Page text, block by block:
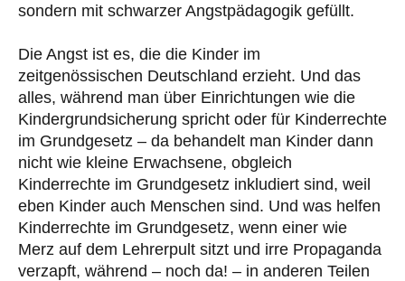
sondern mit schwarzer Angstpädagogik gefüllt.
Die Angst ist es, die die Kinder im
zeitgenössischen Deutschland erzieht. Und das
alles, während man über Einrichtungen wie die
Kindergrundsicherung spricht oder für Kinderrechte
im Grundgesetz – da behandelt man Kinder dann
nicht wie kleine Erwachsene, obgleich
Kinderrechte im Grundgesetz inkludiert sind, weil
eben Kinder auch Menschen sind. Und was helfen
Kinderrechte im Grundgesetz, wenn einer wie
Merz auf dem Lehrerpult sitzt und irre Propaganda
verzapft, während – noch da! – in anderen Teilen